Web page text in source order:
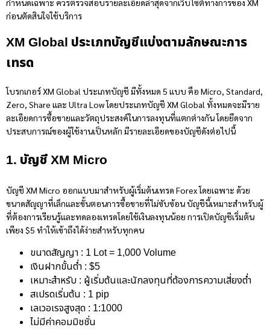
กำหนดเฉพาะ ควรตรวจสอบรายละเอียดล่าสุดจากเว็บไซต์ทางการของ XM
ก่อนตัดสินใจใช้บริการ
XMGlobal ประเภทบัญชีแบ่งตามลักษณะการ
เทรด
โบรกเกอร์ XM Global ประเภทบัญชี มีทั้งหมด 5 แบบ คือ Micro, Standard,
Zero, Share และ Ultra Low โดยประเภทบัญชี XM Global ทั้งหมดจะมีราย
ละเอียดการซื้อขายและวัตถุประสงค์ในการลงทุนที่แตกต่างกัน โดยยึดจาก
ประสบการณ์ของผู้ใช้งานเป็นหลัก มีรายละเอียดของบัญชีดังต่อไปนี้
1. บัญชี XM Micro
บัญชี XM Micro ออกแบบมาสำหรับผู้เริ่มต้นเทรด Forex โดยเฉพาะ ด้วย
ขนาดสัญญาที่เล็กและขั้นตอนการซื้อขายที่ไม่ซับซ้อน บัญชีนี้เหมาะสำหรับผู้
ที่ต้องการเรียนรู้และทดลองเทรดโดยใช้เงินลงทุนน้อย การเปิดบัญชีเริ่มต้น
เพียง $5 ทำให้เข้าถึงได้ง่ายสำหรับทุกคน
ขนาดสัญญา : 1 Lot = 1,000 Volume
เงินฝากขั้นต่ำ : $5
เหมาะสำหรับ : ผู้เริ่มต้นและนักลงทุนที่ต้องการความเสี่ยงต่ำ
สเปรดเริ่มต้น : 1 pip
เลเวอเรจสูงสุด : 1:1000
ไม่มีค่าคอมมิชชั่น